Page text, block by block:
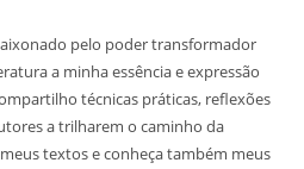
pelo poder transformador
a minha essência e expressão
técnicas práticas, reflexões
a trilharem o caminho da
textos e conheça também meus